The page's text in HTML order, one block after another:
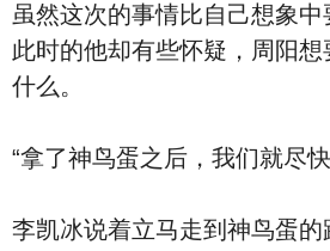
虽然这次的事情比自己想象
此时的他却有些怀疑，周阳
什么。
“拿了神鸟蛋之后，我们就尽
李凯冰说着立马走到神鸟蛋